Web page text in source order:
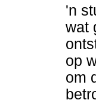
'n
wat
op
om